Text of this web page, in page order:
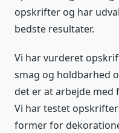
opskrifter og har
bedste resultater.
Vi har vurderet
smag og holdbarhed
det er at arbejde
Vi har testet
former for